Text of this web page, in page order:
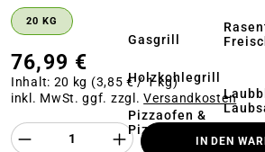
Gasgrill
Holzkohlegrill
Pizzaofen &
Pizzastein
20 KG
76,99 €
Inhalt: 20 kg (3,85 € / 1 kg)
inkl. MwSt. ggf. zzgl.Versandkosten
Produkt Anzahl des IN DEN